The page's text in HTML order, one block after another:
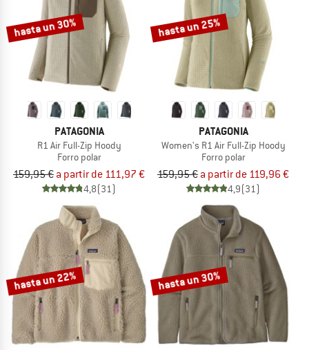
hasta un 30%
PATAGONIA
R1 Air Full-Zip Hoody
Forro polar
159,95 € a partir de 111,97 €
4,8(31)
hasta un 25%
PATAGONIA
Women's R1 Air Full-Zip Hoody
Forro polar
159,95 € a partir de 119,96 €
4,9(31)
hasta un 22% hasta un 30%